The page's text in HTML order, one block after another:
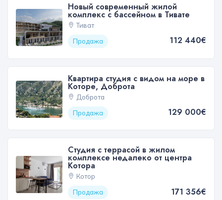
Новый современный жилой
комплекс с бассейном в Тивате
Тиват
Продажа
112 440€
Квартира студия с видом на море в
Которе, Доброта
Доброта
Продажа
129 000€
Студия с террасой в жилом
комплексе недалеко от центра
Котора
Котор
Продажа
171 356€